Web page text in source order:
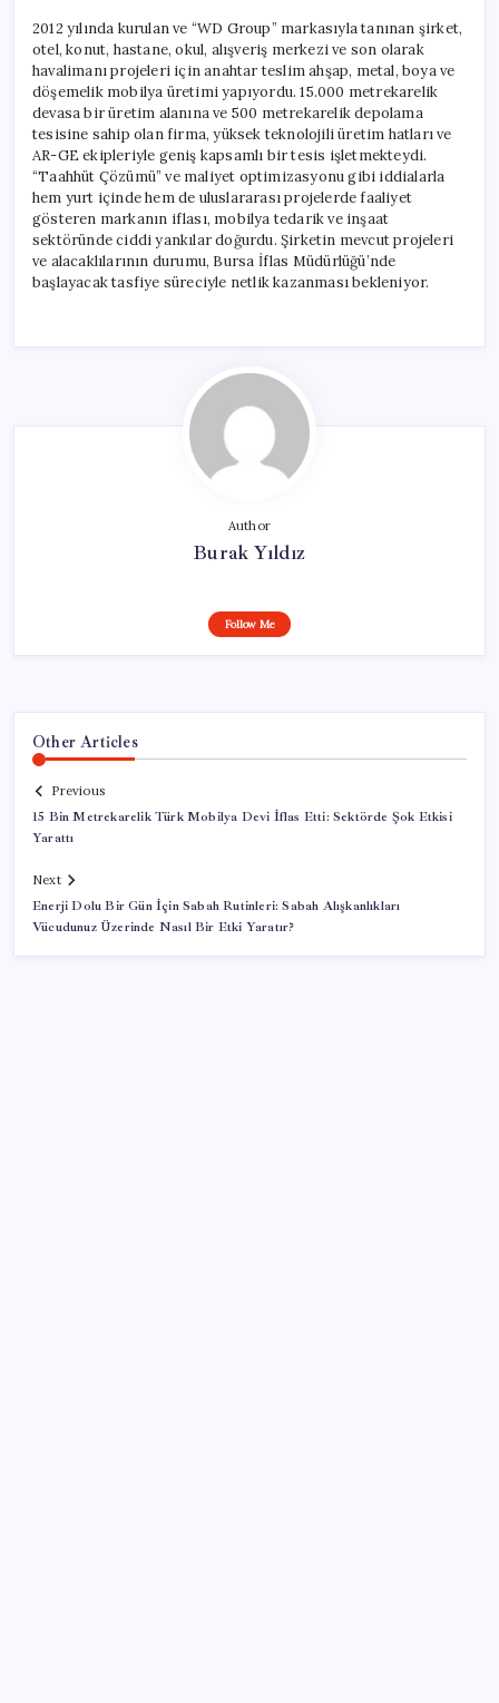
2012 yılında kurulan ve “WD Group” markasıyla tanınan şirket,
otel, konut, hastane, okul, alışveriş merkezi ve son olarak
havalimanı projeleri için anahtar teslim ahşap, metal, boya ve
döşemelik mobilya üretimi yapıyordu. 15.000 metrekarelik
devasa bir üretim alanına ve 500 metrekarelik depolama
tesisine sahip olan firma, yüksek teknolojili üretim hatları ve
AR-GE ekipleriyle geniş kapsamlı bir tesis işletmekteydi.
“Taahhüt Çözümü” ve maliyet optimizasyonu gibi iddialarla
hem yurt içinde hem de uluslararası projelerde faaliyet
gösteren markanın iflası, mobilya tedarik ve inşaat
sektöründe ciddi yankılar doğurdu. Şirketin mevcut projeleri
ve alacaklılarının durumu, Bursa İflas Müdürlüğü’nde
başlayacak tasfiye süreciyle netlik kazanması bekleniyor.
Author
Burak Yıldız
Follow Me
Other Articles
Previous
15 Bin Metrekarelik Türk Mobilya Devi İflas Etti: Sektörde Şok Etkisi
Yarattı
Next
Enerji Dolu Bir Gün İçin Sabah Rutinleri: Sabah Alışkanlıkları
Vücudunuz Üzerinde Nasıl Bir Etki Yaratır?